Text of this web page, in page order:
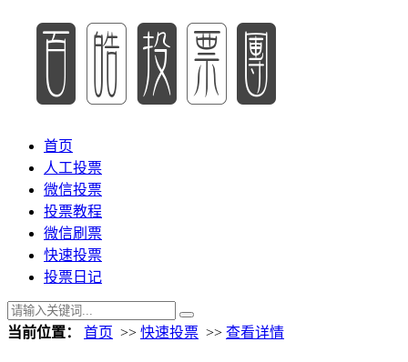
首页
人工投票
微信投票
投票教程
微信刷票
快速投票
投票日记
当前位置： 首页 >> 快速投票 >> 查看详情